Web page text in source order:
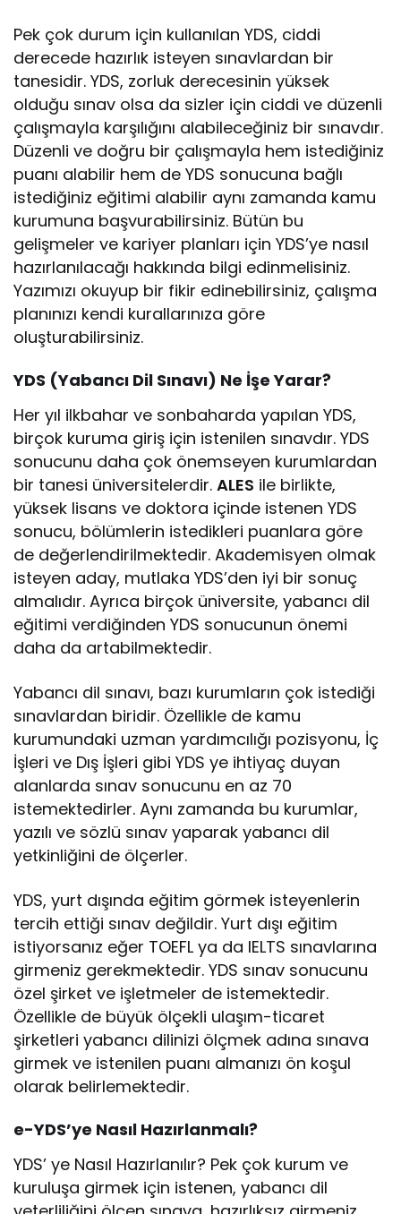
Pek çok durum için kullanılan YDS, ciddi
derecede hazırlık isteyen sınavlardan bir
tanesidir. YDS, zorluk derecesinin yüksek
olduğu sınav olsa da sizler için ciddi ve düzenli
çalışmayla karşılığını alabileceğiniz bir sınavdır.
Düzenli ve doğru bir çalışmayla hem istediğiniz
puanı alabilir hem de YDS sonucuna bağlı
istediğiniz eğitimi alabilir aynı zamanda kamu
kurumuna başvurabilirsiniz. Bütün bu
gelişmeler ve kariyer planları için YDS’ye nasıl
hazırlanılacağı hakkında bilgi edinmelisiniz.
Yazımızı okuyup bir fikir edinebilirsiniz, çalışma
planınızı kendi kurallarınıza göre
oluşturabilirsiniz.
YDS (Yabancı Dil Sınavı) Ne İşe Yarar?
Her yıl ilkbahar ve sonbaharda yapılan YDS,
birçok kuruma giriş için istenilen sınavdır. YDS
sonucunu daha çok önemseyen kurumlardan
bir tanesi üniversitelerdir.ALES ile birlikte,
yüksek lisans ve doktora içinde istenen YDS
sonucu, bölümlerin istedikleri puanlara göre
de değerlendirilmektedir. Akademisyen olmak
isteyen aday, mutlaka YDS’den iyi bir sonuç
almalıdır. Ayrıca birçok üniversite, yabancı dil
eğitimi verdiğinden YDS sonucunun önemi
daha da artabilmektedir.
Yabancı dil sınavı, bazı kurumların çok istediği
sınavlardan biridir. Özellikle de kamu
kurumundaki uzman yardımcılığı pozisyonu, İç
İşleri ve Dış İşleri gibi YDS ye ihtiyaç duyan
alanlarda sınav sonucunu en az 70
istemektedirler. Aynı zamanda bu kurumlar,
yazılı ve sözlü sınav yaparak yabancı dil
yetkinliğini de ölçerler.
YDS, yurt dışında eğitim görmek isteyenlerin
tercih ettiği sınav değildir. Yurt dışı eğitim
istiyorsanız eğer TOEFL ya da IELTS sınavlarına
girmeniz gerekmektedir. YDS sınav sonucunu
özel şirket ve işletmeler de istemektedir.
Özellikle de büyük ölçekli ulaşım-ticaret
şirketleri yabancı dilinizi ölçmek adına sınava
girmek ve istenilen puanı almanızı ön koşul
olarak belirlemektedir.
e-YDS’ye Nasıl Hazırlanmalı?
YDS’ ye Nasıl Hazırlanılır? Pek çok kurum ve
kuruluşa girmek için istenen, yabancı dil